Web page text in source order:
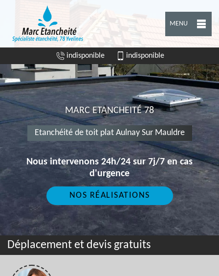
MENU
indisponible indisponible
MARC ETANCHEITÉ 78
Etanchéité de toit plat Aulnay Sur Mauldre
Nous intervenons 24h/24 sur 7j/7 en cas
d'urgence
NOS RÉALISATIONS
Déplacement et devis gratuits